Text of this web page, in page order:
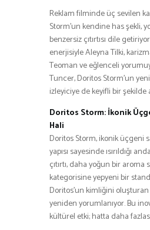
Reklam filminde üç sevilen
Storm’un kendine has şekli,
benzersiz çıtırtısı dile
enerjisiyle Aleyna Tilki,
Teoman ve eğlenceli
Tuncer, Doritos Storm’un
izleyiciye de keyifli bir şekilde
Doritos Storm: İkonik
Hali
Doritos Storm, ikonik üçgeni
yapısı sayesinde ısırıldığı
çıtırtı, daha yoğun bir aroma
kategorisine yepyeni bir
Doritos’un kimliğini
yeniden yorumlanıyor. Bu
kültürel etki; hatta daha